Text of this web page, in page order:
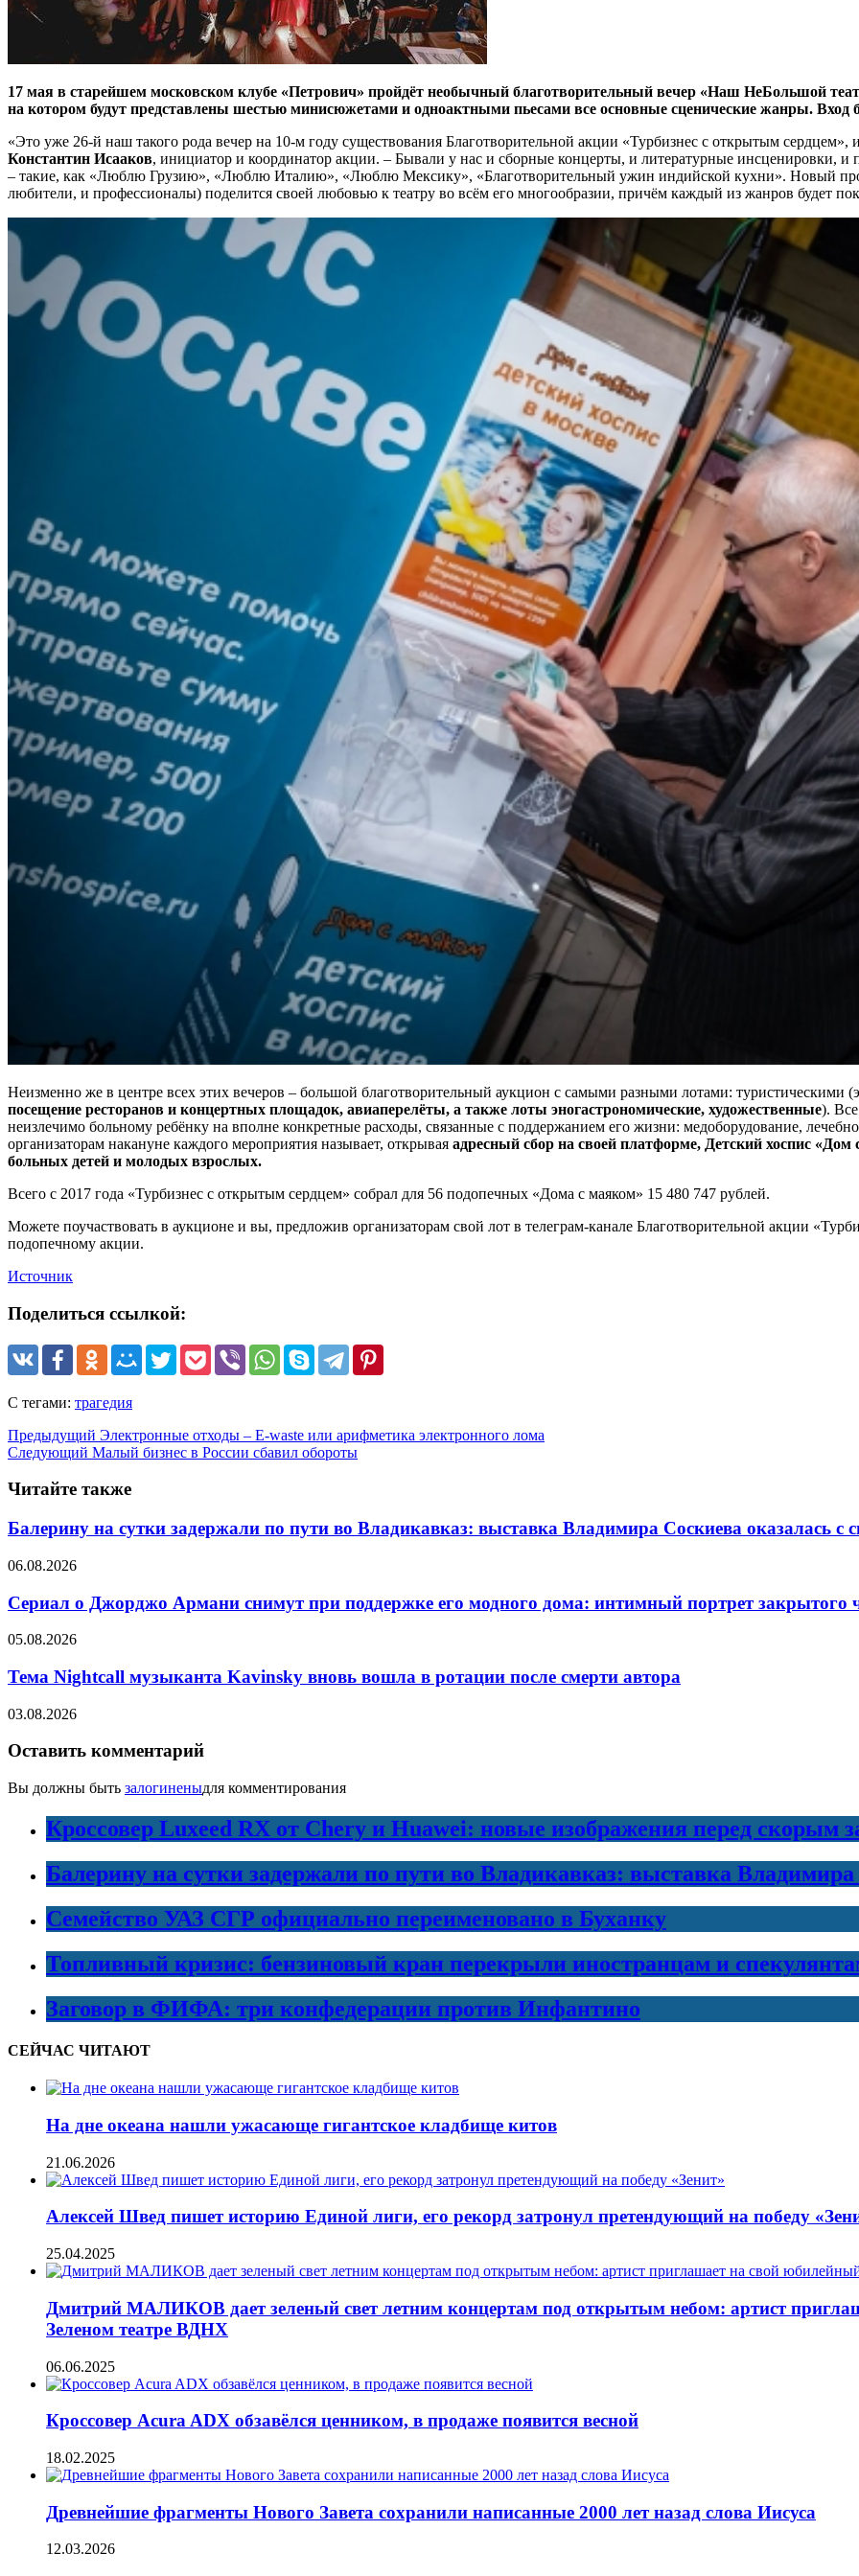
17 мая в старейшем московском клубе «Петрович» пройдёт необычный благотворительный вечер «Наш НеБольшой
на котором будут представлены шестью минисюжетами и одноактными пьесами все основные сценические жанры. Вход
«Это уже 26-й наш такого рода вечер на 10-м году существования Благотворительной акции «Турбизнес с открытым сердцем»,
Константин Исааков, инициатор и координатор акции. – Бывали у нас и сборные концерты, и литературные инсценировки, и
– такие, как «Люблю Грузию», «Люблю Италию», «Люблю Мексику», «Благотворительный ужин индийской кухни». Новый
любители, и профессионалы) поделится своей любовью к театру во всём его многообразии, причём каждый из жанров будет
Неизменно же в центре всех этих вечеров – большой благотворительный аукцион с самыми разными лотами: туристическими
посещение ресторанов и концертных площадок, авиаперелёты, а также лоты эногастрономические, художественные).
неизлечимо больному ребёнку на вполне конкретные расходы, связанные с поддержанием его жизни: медоборудование,
организаторам накануне каждого мероприятия называет, открывая адресный сбор на своей платформе, Детский хоспис
больных детей и молодых взрослых.
Всего с 2017 года «Турбизнес с открытым сердцем» собрал для 56 подопечных «Дома с маяком» 15 480 747 рублей.
Можете поучаствовать в аукционе и вы, предложив организаторам свой лот в телеграм-канале Благотворительной акции
подопечному акции.
Источник
Поделиться ссылкой:
С тегами: трагедия
Предыдущий Электронные отходы – E-waste или арифметика электронного лома
Следующий Малый бизнес в России сбавил обороты
Читайте также
Балерину на сутки задержали по пути во Владикавказ: выставка Владимира Соскиева оказалась с
06.08.2026
Сериал о Джорджо Армани снимут при поддержке его модного дома: интимный портрет закрытого
05.08.2026
Тема Nightcall музыканта Kavinsky вновь вошла в ротации после смерти автора
03.08.2026
Оставить комментарий
Вы должны быть залогиненыдля комментирования
Кроссовер Luxeed RX от Chery и Huawei: новые изображения перед скорым
Балерину на сутки задержали по пути во Владикавказ: выставка
Семейство УАЗ СГР официально переименовано в Буханку
Топливный кризис: бензиновый кран перекрыли иностранцам и
Заговор в ФИФА: три конфедерации против Инфантино
СЕЙЧАС ЧИТАЮТ
На дне океана нашли ужасающе гигантское кладбище китов
21.06.2026
Алексей Швед пишет историю Единой лиги, его рекорд затронул претендующий на победу
25.04.2025
Дмитрий МАЛИКОВ дает зеленый свет летним концертам под открытым небом: артист
Зеленом театре ВДНХ
06.06.2025
Кроссовер Acura ADX обзавёлся ценником, в продаже появится весной
18.02.2025
Древнейшие фрагменты Нового Завета сохранили написанные 2000 лет назад слова Иисуса
12.03.2026